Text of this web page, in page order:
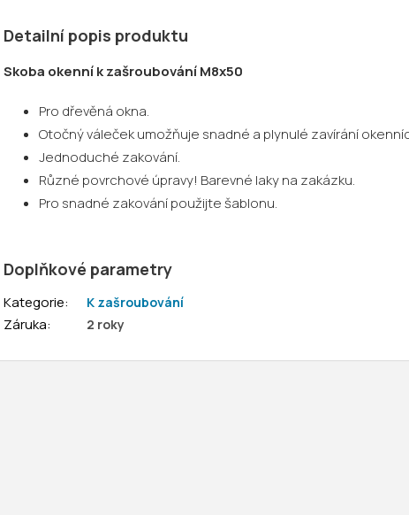
Detailní popis produktu
Skoba okenní k zašroubování M8x50
Pro dřevěná okna.
Otočný váleček umožňuje snadné a plynulé zavírání
Jednoduché zakování.
Různé povrchové úpravy! Barevné laky na zakázku.
Pro snadné zakování použijte šablonu.
Doplňkové parametry
Kategorie: K zašroubování
Záruka: 2 roky